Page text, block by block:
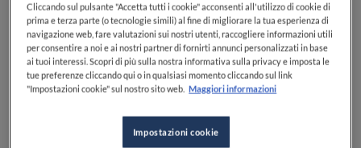
Cliccando sul pulsante "Accetta tutti i cookie" acconsenti all'utilizzo di cookie di
prima e terza parte (o tecnologie simili) al fine di migliorare la tua esperienza di
navigazione web, fare valutazioni sui nostri utenti, raccogliere informazioni utili
per consentire a noi e ai nostri partner di fornirti annunci personalizzati in base
ai tuoi interessi. Scopri di più sulla nostra informativa sulla privacy e imposta le
tue preferenze cliccando qui o in qualsiasi momento cliccando sul link
"Impostazioni cookie" sul nostro sito web. Maggiori informazioni
Impostazioni cookie